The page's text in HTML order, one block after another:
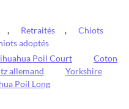
, Retraités ,
Chiots
adoptés
Poil Court
Coton
allemand
Yorkshire
Poil Long